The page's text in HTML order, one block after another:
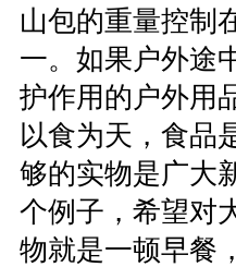
山包的重量控制
一。如果户外途
护作用的户外用
以食为天，食品
够的实物是广大
个例子，希望对
物就是一顿早餐